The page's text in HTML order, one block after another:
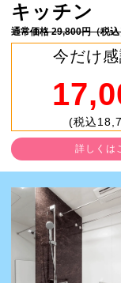
キッチン
通常価格 29,800円（税
今だけ
(税込
詳しくは